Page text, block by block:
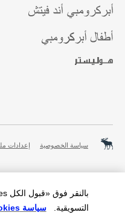
التسويقية.
سياسة Cookies
سياسة الخصوصية إعدادات